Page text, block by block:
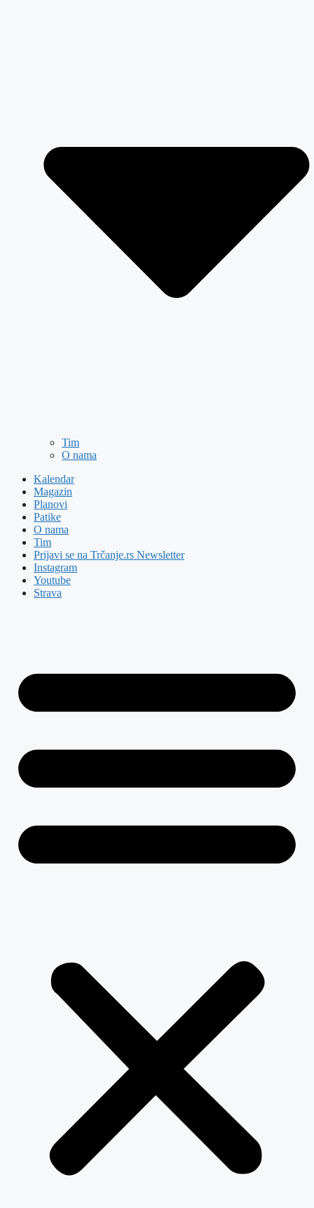
Tim
O nama
Kalendar
Magazin
Planovi
Patike
O nama
Tim
Prijavi se na Trčanje.rs Newsletter
Instagram
Youtube
Strava